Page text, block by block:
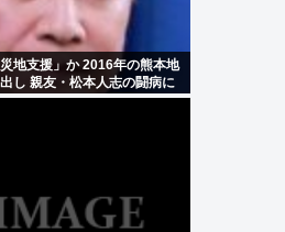
地支援」か 2016年の熊本地
し 親友・松本人志の闘病に